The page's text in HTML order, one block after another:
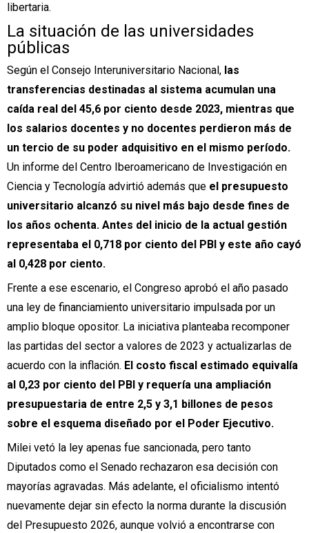
libertaria.
La situación de las universidades
públicas
Según el Consejo Interuniversitario Nacional, las
transferencias destinadas al sistema acumulan una
caída real del 45,6 por ciento desde 2023, mientras que
los salarios docentes y no docentes perdieron más de
un tercio de su poder adquisitivo en el mismo período.
Un informe del Centro Iberoamericano de Investigación en
Ciencia y Tecnología advirtió además que el presupuesto
universitario alcanzó su nivel más bajo desde fines de
los años ochenta. Antes del inicio de la actual gestión
representaba el 0,718 por ciento del PBI y este año cayó
al 0,428 por ciento.
Frente a ese escenario, el Congreso aprobó el año pasado
una ley de financiamiento universitario impulsada por un
amplio bloque opositor. La iniciativa planteaba recomponer
las partidas del sector a valores de 2023 y actualizarlas de
acuerdo con la inflación. El costo fiscal estimado equivalía
al 0,23 por ciento del PBI y requería una ampliación
presupuestaria de entre 2,5 y 3,1 billones de pesos
sobre el esquema diseñado por el Poder Ejecutivo.
Milei vetó la ley apenas fue sancionada, pero tanto
Diputados como el Senado rechazaron esa decisión con
mayorías agravadas. Más adelante, el oficialismo intentó
nuevamente dejar sin efecto la norma durante la discusión
del Presupuesto 2026, aunque volvió a encontrarse con